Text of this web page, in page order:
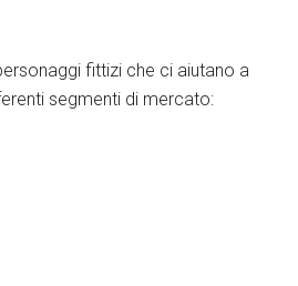
fittizi che ci aiutano a
segmenti di mercato: